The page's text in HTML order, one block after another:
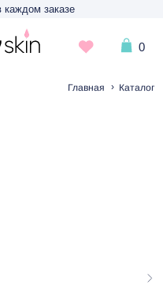
Главная › Каталог